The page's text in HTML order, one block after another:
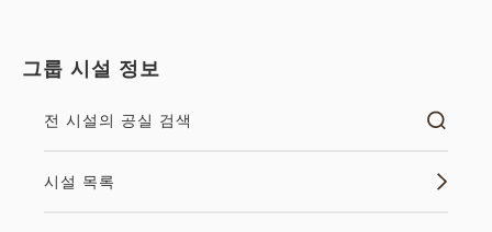
그룹 시설 정보
전 시설의 공실 검색
시설 목록